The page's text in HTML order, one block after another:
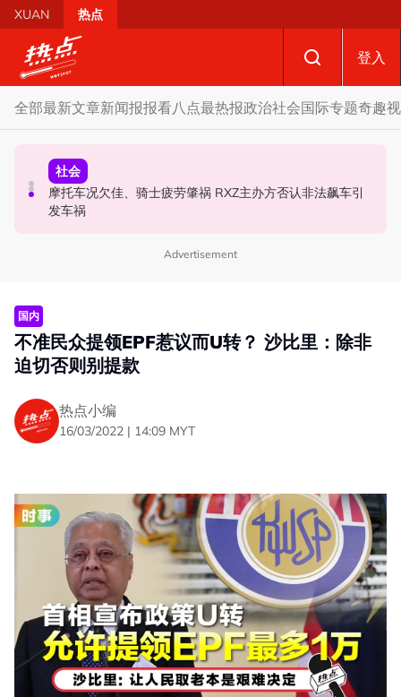
Skip to main content
XUAN 热点
登入
全部最新文章新闻报报看八点最热报政治社会国际专题奇趣
财经
SST成华商远离希盟因素？ 阿末马斯兰：华裔商家更倾向
GST机制
社会
摩托车况欠佳、骑士疲劳肇祸 RXZ主办方否认非法飙车引
发车祸
政治
柔森州选合作奏效 阿末马斯兰吁国阵国盟携手迎战甲州选
Advertisement
国内
不准民众提领EPF惹议而U转？ 沙比里：除非
迫切否则别提款
热点小编
16/03/2022 | 14:09 MYT